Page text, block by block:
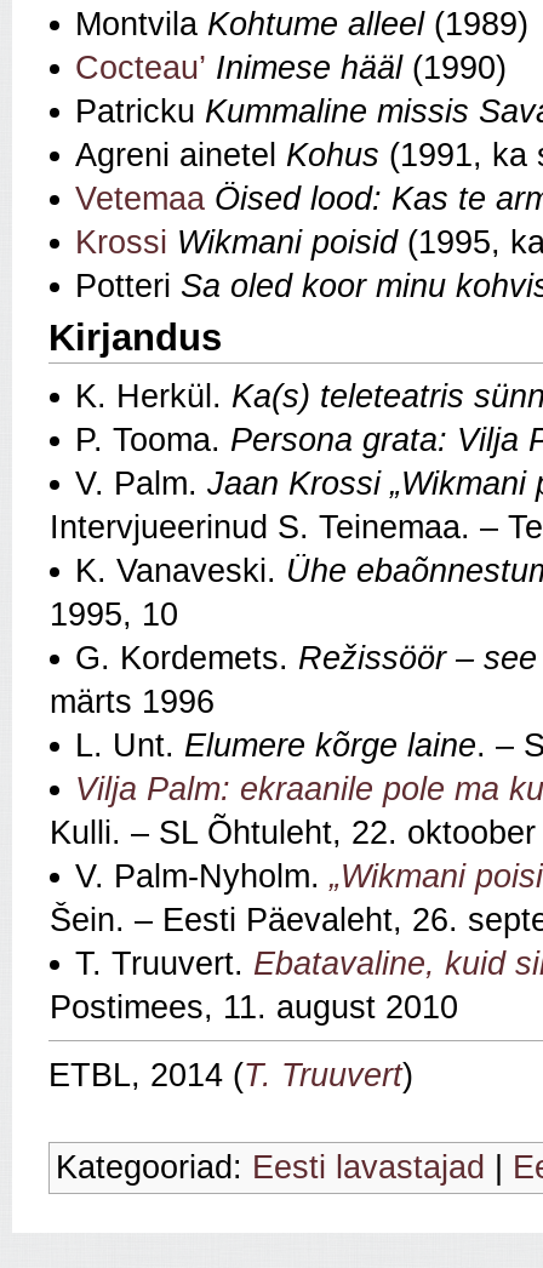
Montvila Kohtume alleel(1989)
Cocteau’ Inimese hääl(1990)
Patricku Kummaline missis
Agreni ainetel Kohus (1991, ka
Vetemaa Öised lood: Kas te
Krossi Wikmani poisid(1995,
Potteri Sa oled koor minu
Kirjandus
K. Herkül. Ka(s) teleteatris
P. Tooma. Persona grata: Vilja
V. Palm. Jaan Krossi „Wikmani
Intervjueerinud S. Teinemaa. –
K. Vanaveski. Ühe
1995, 10
G. Kordemets. Režissöör –
märts 1996
L. Unt. Elumere kõrge laine. –
Vilja Palm: ekraanile pole ma
Kulli. – SL Õhtuleht, 22.
V. Palm-Nyholm. „Wikmani
Šein. – Eesti Päevaleht, 26.
T. Truuvert. Ebatavaline, kuid
Postimees, 11. august 2010
ETBL, 2014 (T. Truuvert)
Kategooriad: Eesti lavastajad